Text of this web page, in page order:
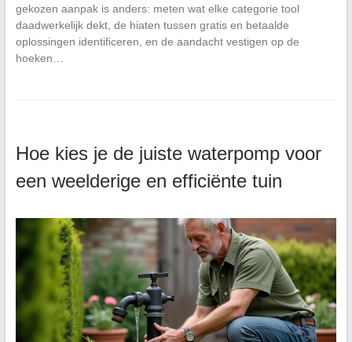
gekozen aanpak is anders: meten wat elke categorie tool
daadwerkelijk dekt, de hiaten tussen gratis en betaalde
oplossingen identificeren, en de aandacht vestigen op de
hoeken…
Hoe kies je de juiste waterpomp voor
een weelderige en efficiënte tuin